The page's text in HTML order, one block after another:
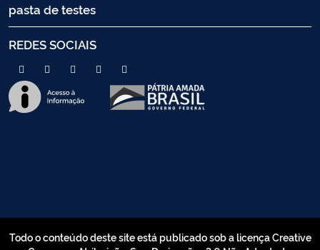
pasta de testes
REDES SOCIAIS
Todo o conteúdo deste site está publicado sob a licença Creative